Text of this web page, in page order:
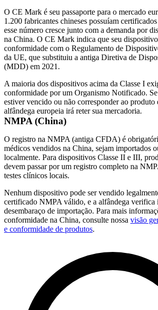
O CE Mark é seu passaporte para o mercado
1.200 fabricantes chineses possuíam
esse número cresce junto com a demanda por
na China. O CE Mark indica que seu
conformidade com o Regulamento de
da UE, que substituiu a antiga Diretiva de
(MDD) em 2021.
A maioria dos dispositivos acima da Classe I
conformidade por um Organismo Notificado.
estiver vencido ou não corresponder ao produto
alfândega europeia irá reter sua mercadoria.
NMPA (China)
O registro na NMPA (antiga CFDA) é
médicos vendidos na China, sejam importados
localmente. Para dispositivos Classe II e III,
devem passar por um registro completo na
testes clínicos locais.
Nenhum dispositivo pode ser vendido
certificado NMPA válido, e a alfândega verifica
desembaraço de importação. Para mais
conformidade na China, consulte nossa visão
e conformidade de produtos.